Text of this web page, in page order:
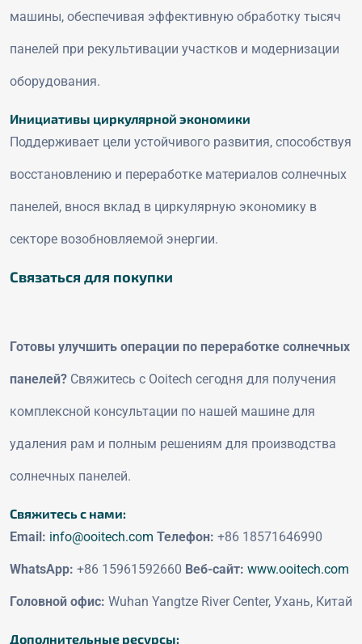
машины, обеспечивая эффективную обработку тысяч
панелей при рекультивации участков и модернизации
оборудования.
Инициативы циркулярной экономики
Поддерживает цели устойчивого развития, способствуя
восстановлению и переработке материалов солнечных
панелей, внося вклад в циркулярную экономику в
секторе возобновляемой энергии.
Связаться для покупки
Готовы улучшить операции по переработке солнечных
панелей? Свяжитесь с Ooitech сегодня для получения
комплексной консультации по нашей машине для
удаления рам и полным решениям для производства
солнечных панелей.
Свяжитесь с нами:
Email: info@ooitech.com Телефон: +86 18571646990
WhatsApp: +86 15961592660 Веб-сайт: www.ooitech.com
Головной офис: Wuhan Yangtze River Center, Ухань, Китай
Дополнительные ресурсы: